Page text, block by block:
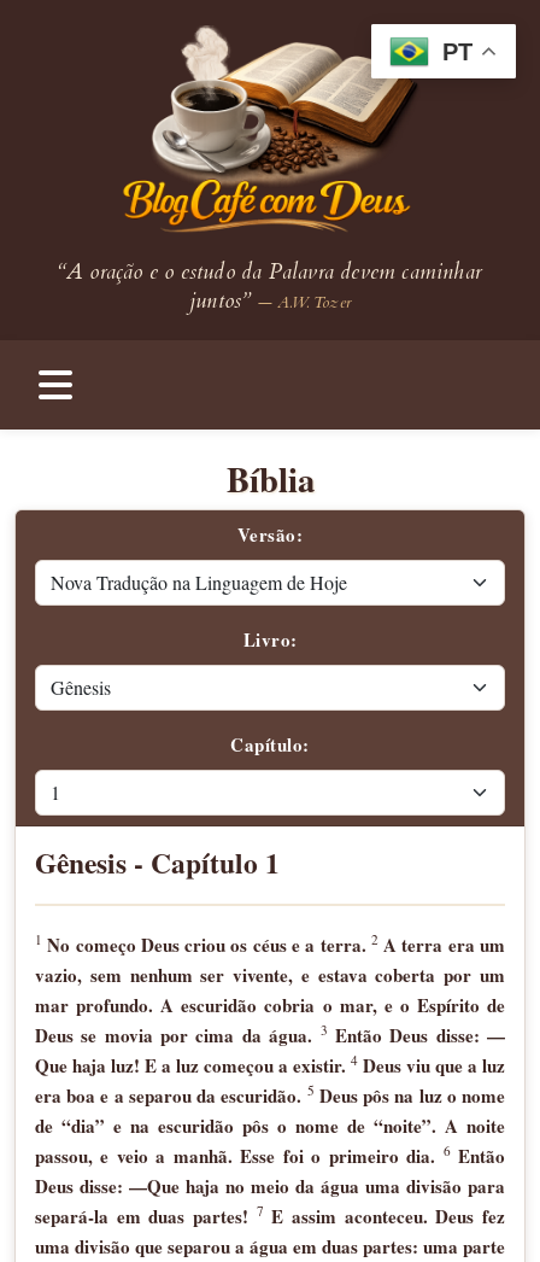
PT
“A oração e o estudo da Palavra devem caminhar
juntos” — A.W. Tozer
Bíblia
Versão:
Livro:
Capítulo:
Gênesis - Capítulo 1
1 No começo Deus criou os céus e a terra. 2 A terra era um
vazio, sem nenhum ser vivente, e estava coberta por um
mar profundo. A escuridão cobria o mar, e o Espírito de
Deus se movia por cima da água. 3 Então Deus disse: —
Que haja luz! E a luz começou a existir. 4 Deus viu que a luz
era boa e a separou da escuridão. 5 Deus pôs na luz o nome
de “dia” e na escuridão pôs o nome de “noite”. A noite
passou, e veio a manhã. Esse foi o primeiro dia. 6 Então
Deus disse: —Que haja no meio da água uma divisão para
separá-la em duas partes! 7 E assim aconteceu. Deus fez
uma divisão que separou a água em duas partes: uma parte